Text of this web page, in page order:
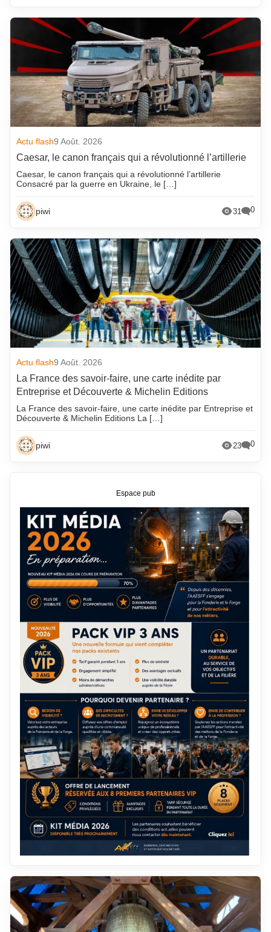
Actu flash9 Août. 2026
Caesar, le canon français qui a révolutionné l’artillerie
Caesar, le canon français qui a révolutionné l’artillerie
Consacré par la guerre en Ukraine, le […]
piwi 31 0
Actu flash9 Août. 2026
La France des savoir-faire, une carte inédite par
Entreprise et Découverte & Michelin Editions
La France des savoir-faire, une carte inédite par Entreprise et
Découverte & Michelin Editions La […]
piwi 23 0
Espace pub